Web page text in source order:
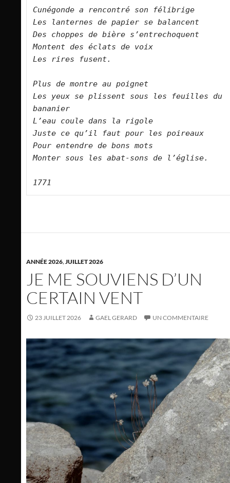
Cunégonde a rencontré son félibrige
Les lanternes de papier se balancent
Des choppes de bière s’entrechoquent
Montent des éclats de voix
Les rires fusent.
Plus de montre au poignet
Les yeux se plissent sous les feuilles du
bananier
L’eau coule dans la rigole
Juste ce qu’il faut pour les poireaux
Pour entendre de bons mots
Monter sous les abat-sons de l’église.
1771
ANNÉE 2026,JUILLET 2026
JE ME SOUVIENS D’UN
CERTAIN VENT
23 JUILLET 2026 GAEL GERARD UN COMMENTAIRE